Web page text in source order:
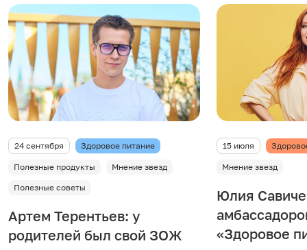
24 сентября Здоровое питание
Полезные продукты
Мнение звезд
Полезные советы
Артем Терентьев: у
родителей был свой ЗОЖ
15 июля
Мнение звезд
Юлия
«Здоровое